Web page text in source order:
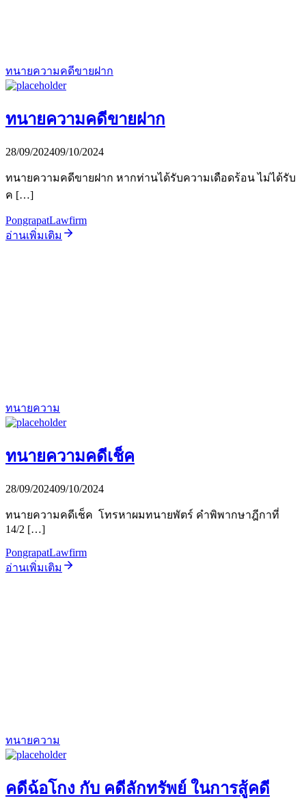
ทนายความคดีขายฝาก
ทนายความคดีขายฝาก
28/09/202409/10/2024
ทนายความคดีขายฝาก หากท่านได้รับความเดือดร้อน ไม่ได้รับ
ค […]
PongrapatLawfirm
อ่านเพิ่มเติม
ทนายความ
ทนายความคดีเช็ค
28/09/202409/10/2024
ทนายความคดีเช็ค โทรหาผมทนายพัตร์ คำพิพากษาฎีกาที่
14/2 […]
PongrapatLawfirm
อ่านเพิ่มเติม
ทนายความ
คดีฉ้อโกง กับ คดีลักทรัพย์ ในการสู้คดี